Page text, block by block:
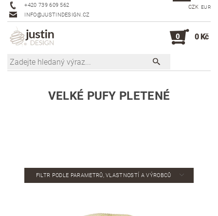
+420 739 609 562
INFO@JUSTINDESIGN.CZ
CZK EUR
0 0 Kč
VELKÉ PUFY PLETENÉ
FILTR PODLE PARAMETRŮ, VLASTNOSTÍ A VÝROBCŮ